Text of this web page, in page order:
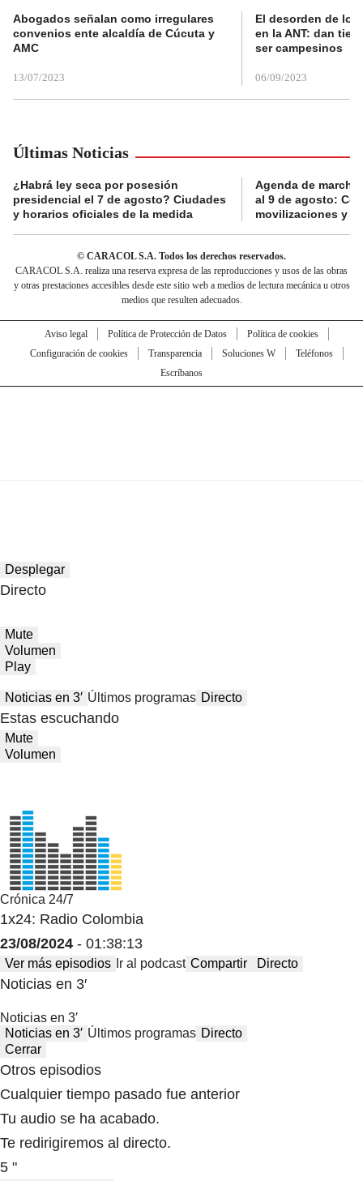
Abogados señalan como irregulares
convenios ente alcaldía de Cúcuta y
AMC
13/07/2023
El desorden de
en la ANT: dan
ser campesinos
06/09/2023
Últimas Noticias
¿Habrá ley seca por posesión
presidencial el 7 de agosto? Ciudades
y horarios oficiales de la medida
Agenda de
al 9 de agosto:
movilizaciones y
© CARACOL S.A. Todos los derechos reservados.
CARACOL S.A. realiza una reserva expresa de las reproducciones y usos de las obras
y otras prestaciones accesibles desde este sitio web a medios de lectura mecánica u otros
medios que resulten adecuados.
Aviso legal Política de Protección de Datos
Política de cookies
Configuración de cookies
Transparencia Soluciones W
Teléfonos
Escríbanos
Desplegar
Directo
Mute
Volumen
Play
Noticias en 3′ Últimos programas Directo
Estas escuchando
Mute
Volumen
Crónica 24/7
1x24: Radio Colombia
23/08/2024 - 01:38:13
Ver más episodios Ir al podcast Compartir Directo
Noticias en 3′
Noticias en 3′
Noticias en 3′ Últimos programas Directo
Cerrar
Otros episodios
Cualquier tiempo pasado fue anterior
Tu audio se ha acabado.
Te redirigiremos al directo.
5 "